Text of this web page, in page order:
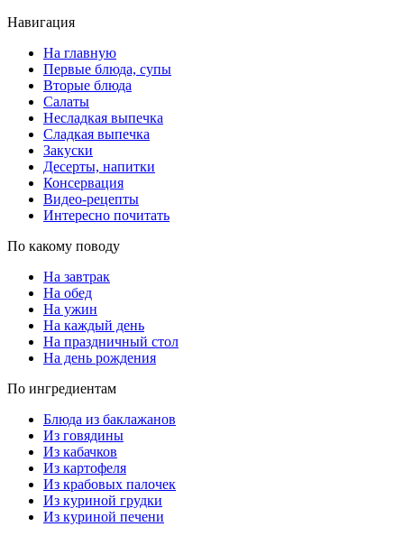
Навигация
На главную
Первые блюда, супы
Вторые блюда
Салаты
Несладкая выпечка
Сладкая выпечка
Закуски
Десерты, напитки
Консервация
Видео-рецепты
Интересно почитать
По какому поводу
На завтрак
На обед
На ужин
На каждый день
На праздничный стол
На день рождения
По ингредиентам
Блюда из баклажанов
Из говядины
Из кабачков
Из картофеля
Из крабовых палочек
Из куриной грудки
Из куриной печени